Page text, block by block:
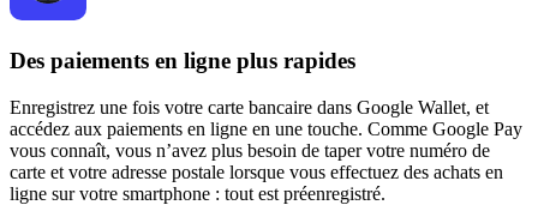
Des paiements en ligne plus rapides
Enregistrez une fois votre carte bancaire dans Google Wallet, et
accédez aux paiements en ligne en une touche. Comme Google Pay
vous connaît, vous n’avez plus besoin de taper votre numéro de
carte et votre adresse postale lorsque vous effectuez des achats en
ligne sur votre smartphone : tout est préenregistré.